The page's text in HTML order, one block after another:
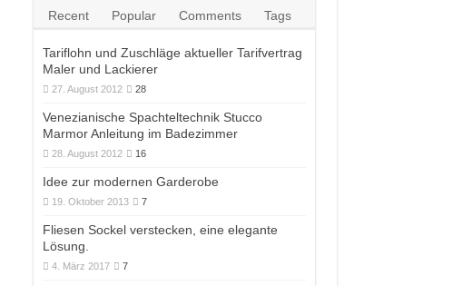
Recent Popular Comments Tags
Tariflohn und Zuschläge aktueller Tarifvertrag
Maler und Lackierer
27. August 2012 28
Venezianische Spachteltechnik Stucco
Marmor Anleitung im Badezimmer
28. August 2012 16
Idee zur modernen Garderobe
19. Oktober 2013 7
Fliesen Sockel verstecken, eine elegante
Lösung.
4. März 2017 7